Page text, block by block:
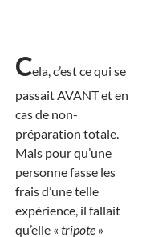
Cela, c’est ce qui se
passait AVANT et en
cas de non-
préparation totale.
Mais pour qu’une
personne fasse les
frais d’une telle
expérience, il fallait
qu’elle « tripote »